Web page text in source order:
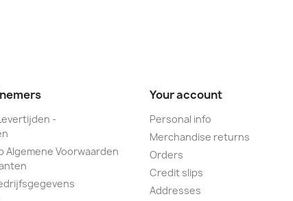
-
Algemene Voorwaarden
Your account
Personal info
Merchandise returns
Orders
Credit slips
Addresses